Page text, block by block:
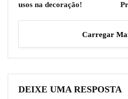
usos na decoração!
Carregar
DEIXE UMA RESPOSTA